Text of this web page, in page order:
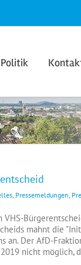
Politik
, Pressemeldungen,
mahnt die
an. Der AfD-
nicht möglich,